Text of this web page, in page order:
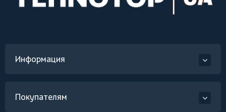
Информация
Покупателям